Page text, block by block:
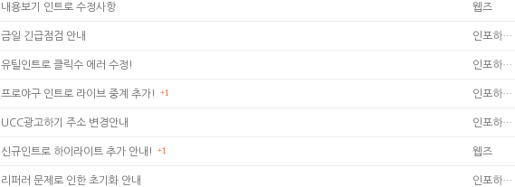
내용보기 인트로 수정사항 웹즈
금일 긴급점검 안내 인포하…
유틸인트로 클릭수 에러 수정! 인포하…
프로야구 인트로 라이브 중계 추가! +1 인포하…
UCC광고하기 주소 변경안내 인포하…
신규인트로 하이라이트 추가 안내! +1 웹즈
리퍼러 문제로 인한 초기화 안내 인포하…